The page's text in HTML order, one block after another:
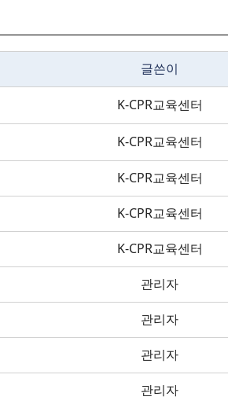
글쓴이
K-CPR교육센터
K-CPR교육센터
K-CPR교육센터
K-CPR교육센터
K-CPR교육센터
관리자
관리자
관리자
관리자